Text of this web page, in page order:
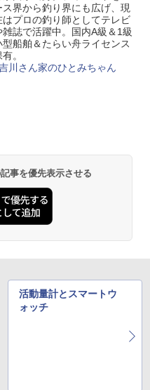
ス界から釣り界にも広げ、現
はプロの釣り師としてテレビ
雑誌で活躍中。国内A級＆1級
型船舶＆たらい舟ライセンス
。
川さん家のひとみちゃん
事を優先表示させる
活動量計とスマートウ
ォッチ